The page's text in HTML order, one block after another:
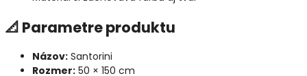
📐 Parametre produktu
Názov: Santorini
Rozmer: 50 × 150 cm